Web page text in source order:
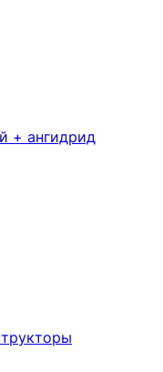
+ ангидрид